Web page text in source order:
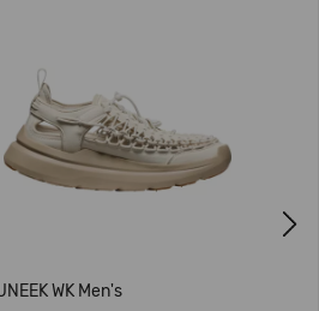
WK Men's